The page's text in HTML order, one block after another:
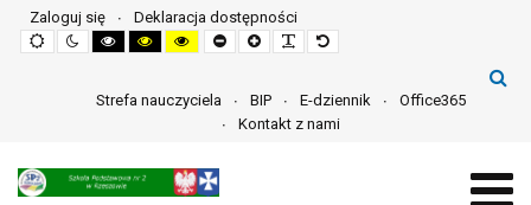
Zaloguj się
Deklaracja dostępności
Default
mode
Night
mode
High
contrast
mode
High
contrast
mode
High
contrast
mode
Set
smaller
Set
larger
Make
font
Set
default
Strefa nauczyciela
BIP E-dziennik
Office365
Kontakt z nami